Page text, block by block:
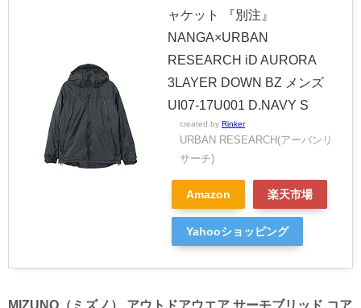
ャケット 『別注』
NANGA×URBAN
RESEARCH iD AURORA
3LAYER DOWN BZ メンズ
UI07-17U001 D.NAVY S
created by Rinker
URBAN RESEARCH(アーバンリ
サーチ)
Amazon 楽天市場
Yahooショッピング
MIZUNO（ミズノ） アウトドアウエア サーモブリッド コア